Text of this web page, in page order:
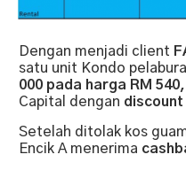
Dengan menjadi client
satu unit Kondo
000 pada harga RM
Capital dengan discount
Setelah ditolak kos
Encik A menerima